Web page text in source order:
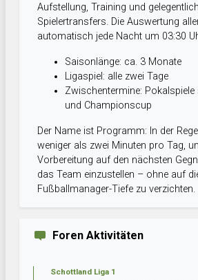
Aufstellung, Training und gelegentlich
Spielertransfers. Die Auswertung
automatisch jede Nacht um 03:30
Saisonlänge: ca. 3 Monate
Ligaspiel: alle zwei Tage
Zwischentermine:
und Championscup
Der Name ist Programm: In der
weniger als zwei Minuten pro Tag,
Vorbereitung auf den nächsten
das Team einzustellen – ohne auf
Fußballmanager-Tiefe zu verzichten.
Foren Aktivitäten
Schottland Liga 1